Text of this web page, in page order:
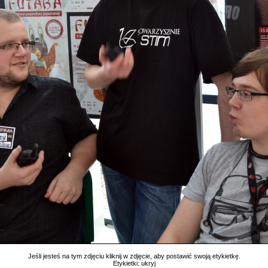
Jeśli jesteś na tym zdjęciu kliknij w zdjęcie, aby postawić swoją etykietkę.
Etykietki: ukryj